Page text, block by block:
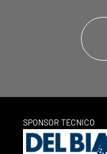
SPONSOR TECNICO